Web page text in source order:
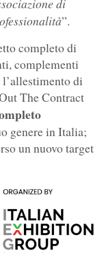
di
”.
completo di
complementi
di
The Contract
genere in Italia;
un nuovo target